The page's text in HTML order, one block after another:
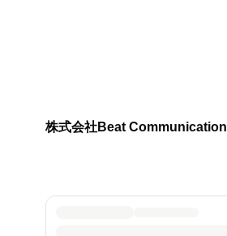
株式会社Beat Communication